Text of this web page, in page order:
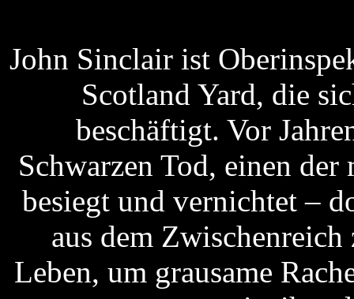
John Sinclair ist
Scotland Yard, die
beschäftigt. Vor
Schwarzen Tod, einen
besiegt und vernichtet –
aus dem
Leben, um grausame